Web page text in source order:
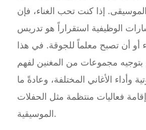
إذا كنت تحب الغناء، فإن
الوظيفية استقراراً هو تدريس
أو أن تصبح معلماً للجوقة. في هذا
بتوجيه مجموعات من المغنين لفهم
وأداء الأغاني المختلفة، وعادةً ما
فعاليات منتظمة مثل الحفلات
الموسيقية.